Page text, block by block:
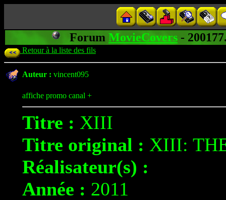
Forum MovieCovers -
Retour à la liste des fils
Auteur : vincent095
affiche promo canal +
Titre : XIII
Titre original : XIII:
Réalisateur(s) :
Année : 2011